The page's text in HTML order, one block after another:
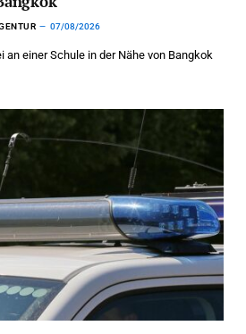
07/08/2026
an einer Schule in der Nähe von Bangkok